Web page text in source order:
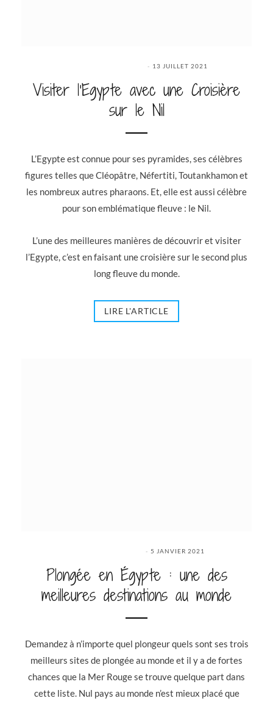
13 JUILLET 2021
Visiter l’Egypte avec une Croisière
sur le Nil
L’Egypte est connue pour ses pyramides, ses célèbres
figures telles que Cléopâtre, Néfertiti, Toutankhamon et
les nombreux autres pharaons. Et, elle est aussi célèbre
pour son emblématique fleuve : le Nil.
L’une des meilleures manières de découvrir et visiter
l’Egypte, c’est en faisant une croisière sur le second plus
long fleuve du monde.
LIRE L'ARTICLE
5 JANVIER 2021
Plongée en Égypte : une des
meilleures destinations au monde
Demandez à n’importe quel plongeur quels sont ses trois
meilleurs sites de plongée au monde et il y a de fortes
chances que la Mer Rouge se trouve quelque part dans
cette liste. Nul pays au monde n’est mieux placé que